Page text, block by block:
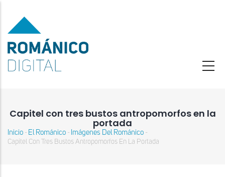
contenido
principal
Capitel con tres bustos antropomorfos en la
portada
Sobrescribir
Inicio - El Románico - Imágenes Del Románico -
Capitel Con Tres Bustos Antropomorfos En La Portada